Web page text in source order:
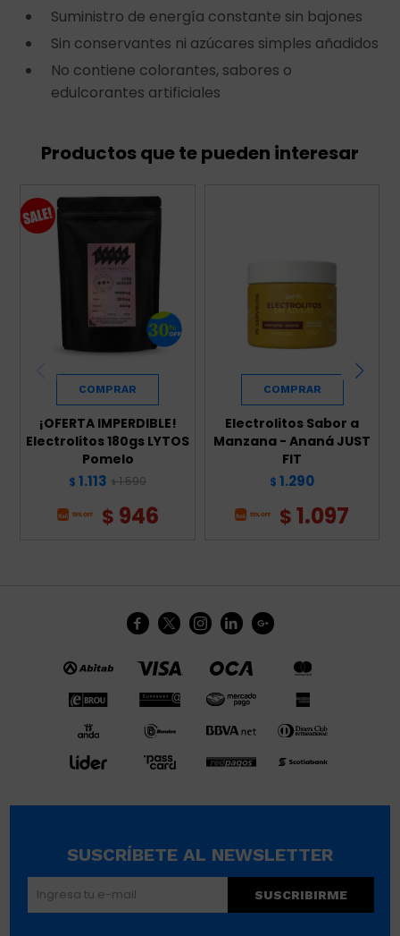
Suministro de energía constante sin bajones
Sin conservantes ni azúcares simples añadidos
No contiene colorantes, sabores o
edulcorantes artificiales
Productos que te pueden interesar
¡OFERTA IMPERDIBLE!
Electrolitos 180gs LYTOS
Pomelo
$ 1.113 $ 1.590
$ 946
Electrolitos Sabor a
Manzana - Ananá JUST
FIT
$ 1.290
$1.097
    
SUSCRÍBETE AL NEWSLETTER
SUSCRIBIRME